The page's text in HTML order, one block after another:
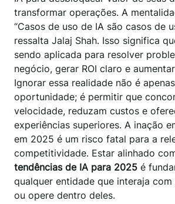
transformar operações. A
“Casos de uso de IA são casos de
ressalta Jalaj Shah. Isso significa
sendo aplicada para resolver
negócio, gerar ROI claro e
Ignorar essa realidade não é
oportunidade; é permitir que
velocidade, reduzam custos e
experiências superiores. A inação
em 2025 é um risco fatal para a
competitividade. Estar alinhado
tendências de IA para 2025 é
qualquer entidade que interaja com
ou opere dentro deles.